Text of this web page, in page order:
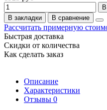
В закладки
В сравнение
Рассчитать примерную
Быстрая доставка
Скидки от количества
Как сделать заказ
Описание
Характеристики
Отзывы 0